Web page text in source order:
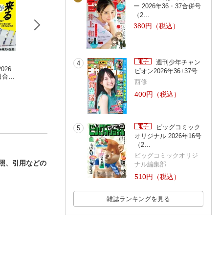
併
週刊東洋経済 2024
週刊東洋経済 2026
年7月18日・25日合併
号
週刊東洋経済
年7月12日号
、引用などの
ー 2026年36・37合併号
（2…
380円（税込）
4
週刊少年チャン
ピオン2026年36+37号
西修
400円（税込）
5
ビッグコミック
オリジナル 2026年16号
（2…
ビッグコミックオリジ
ナル編集部
510円（税込）
雑誌ランキングを見る